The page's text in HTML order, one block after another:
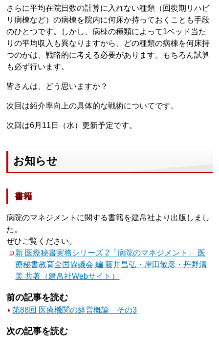
さらに平均在院日数の計算に入れない種類（回復期リハビ
リ病棟など）の病棟を院内に何床か持っておくことも手段
のひとつです。しかし、病棟の種類によって1ベッド当た
りの平均収入も異なりますから、どの種類の病棟を何床持
つのかは、戦略的に考える必要があります。もちろん試算
も必ず行います。
皆さんは、どう思いますか？
次回は紹介率向上の具体的な戦術についてです。
次回は6月11日（水）更新予定です。
お知らせ
書籍
病院のマネジメントに関する書籍を建帛社より出版しまし
た。
ぜひご覧ください。
新 医療秘書実務シリーズ 2「病院のマネジメント」 医
療秘書教育全国協議会 編 藤井昌弘・岸田敏彦・丹野清
美 共著（建帛社Webサイト）
前の記事を読む
第88回 医療機関の経営概論 その3
次の記事を読む